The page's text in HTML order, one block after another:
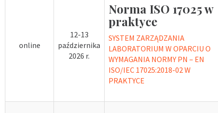
online
12-13
października
2026 r.
Norma ISO 17025 w
praktyce
SYSTEM ZARZĄDZANIA
LABORATORIUM W OPARCIU O
WYMAGANIA NORMY PN – EN
ISO/IEC 17025:2018-02 W
PRAKTYCE